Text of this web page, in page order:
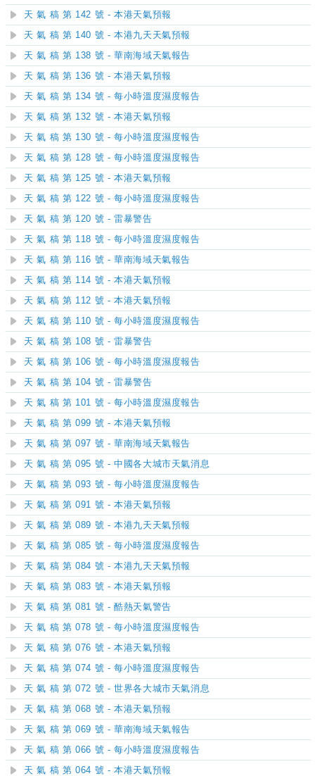
天 氣 稿 第 142 號 - 本港天氣預報
天 氣 稿 第 140 號 - 本港九天天氣預報
天 氣 稿 第 138 號 - 華南海域天氣報告
天 氣 稿 第 136 號 - 本港天氣預報
天 氣 稿 第 134 號 - 每小時溫度濕度報告
天 氣 稿 第 132 號 - 本港天氣預報
天 氣 稿 第 130 號 - 每小時溫度濕度報告
天 氣 稿 第 128 號 - 每小時溫度濕度報告
天 氣 稿 第 125 號 - 本港天氣預報
天 氣 稿 第 122 號 - 每小時溫度濕度報告
天 氣 稿 第 120 號 - 雷暴警告
天 氣 稿 第 118 號 - 每小時溫度濕度報告
天 氣 稿 第 116 號 - 華南海域天氣報告
天 氣 稿 第 114 號 - 本港天氣預報
天 氣 稿 第 112 號 - 本港天氣預報
天 氣 稿 第 110 號 - 每小時溫度濕度報告
天 氣 稿 第 108 號 - 雷暴警告
天 氣 稿 第 106 號 - 每小時溫度濕度報告
天 氣 稿 第 104 號 - 雷暴警告
天 氣 稿 第 101 號 - 每小時溫度濕度報告
天 氣 稿 第 099 號 - 本港天氣預報
天 氣 稿 第 097 號 - 華南海域天氣報告
天 氣 稿 第 095 號 - 中國各大城市天氣消息
天 氣 稿 第 093 號 - 每小時溫度濕度報告
天 氣 稿 第 091 號 - 本港天氣預報
天 氣 稿 第 089 號 - 本港九天天氣預報
天 氣 稿 第 085 號 - 每小時溫度濕度報告
天 氣 稿 第 084 號 - 本港九天天氣預報
天 氣 稿 第 083 號 - 本港天氣預報
天 氣 稿 第 081 號 - 酷熱天氣警告
天 氣 稿 第 078 號 - 每小時溫度濕度報告
天 氣 稿 第 076 號 - 本港天氣預報
天 氣 稿 第 074 號 - 每小時溫度濕度報告
天 氣 稿 第 072 號 - 世界各大城市天氣消息
天 氣 稿 第 068 號 - 本港天氣預報
天 氣 稿 第 069 號 - 華南海域天氣報告
天 氣 稿 第 066 號 - 每小時溫度濕度報告
天 氣 稿 第 064 號 - 本港天氣預報